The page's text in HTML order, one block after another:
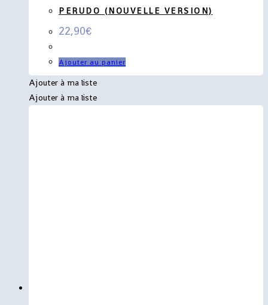
PERUDO (NOUVELLE VERSION)
22,90€
Ajouter au panier
Ajouter à ma liste
Ajouter à ma liste